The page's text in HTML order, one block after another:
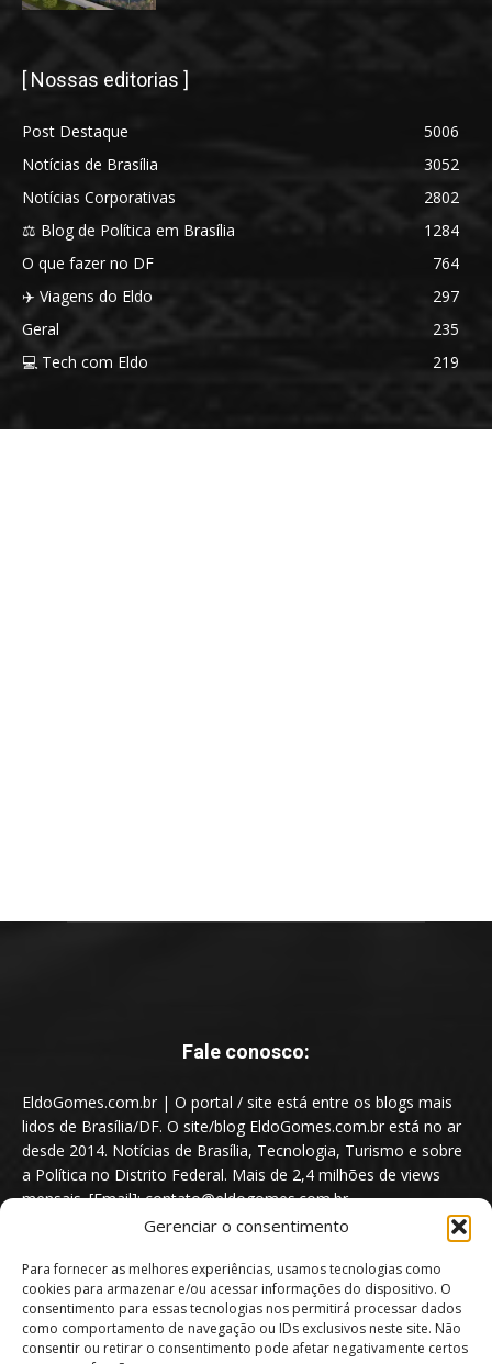
Gerenciar o consentimento
Para fornecer as melhores experiências, usamos tecnologias como
cookies para armazenar e/ou acessar informações do dispositivo. O
consentimento para essas tecnologias nos permitirá processar dados
como comportamento de navegação ou IDs exclusivos neste site. Não
consentir ou retirar o consentimento pode afetar negativamente certos
[ Nossas editorias ]
Post Destaque
5006
Notícias de Brasília
3052
Notícias Corporativas
2802
⚖️ Blog de Política em Brasília
1284
O que fazer no DF
764
✈️ Viagens do Eldo
297
Geral
235
💻 Tech com Eldo
219
Fale conosco:
EldoGomes.com.br | O portal / site está entre os blogs mais
lidos de Brasília/DF. O site/blog EldoGomes.com.br está no ar
desde 2014. Notícias de Brasília, Tecnologia, Turismo e sobre
a Política no Distrito Federal. Mais de 2,4 milhões de views
mensais. [Email]: contato@eldogomes.com.br